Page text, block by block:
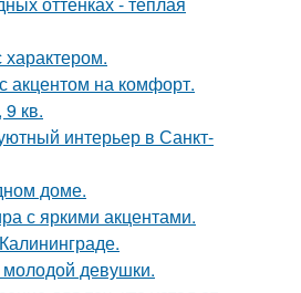
акцентом на комфорт.
кв.
интерьер в Санкт-
доме.
с яркими акцентами.
девушки.